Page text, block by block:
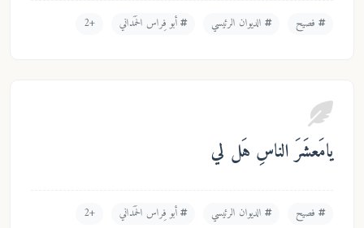
الديوان الرئيسي أبو فِراس الحَمَداني +2
الناسِ هَل لي
الديوان الرئيسي أبو فِراس الحَمَداني +2